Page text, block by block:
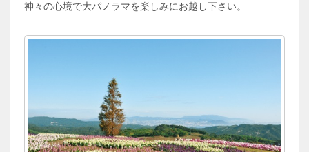
神々の心境で大パノラマを楽しみにお越し下さい。